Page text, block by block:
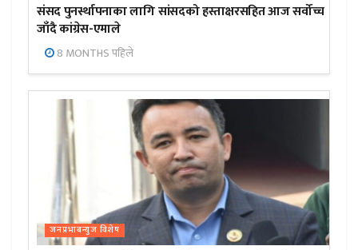
संसद पुनर्स्थापनाका लागि सांसदको हस्ताक्षरसहित आज सर्वोच्च
जाँदै कांग्रेस-एमाले
8 MONTHS पहिले
जनप्रभाबन्युज विशेष